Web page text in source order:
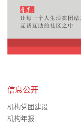
信息公开
机构党团建设
机构年报